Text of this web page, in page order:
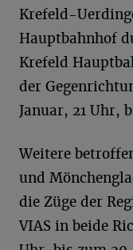
Krefeld-
Hauptbahnhof
Krefeld
der
Januar, 21 Uhr,
Weitere
und
die Züge der
VIAS in beide